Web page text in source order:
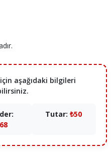
aşağıdaki bilgileri
Tutar:₺50